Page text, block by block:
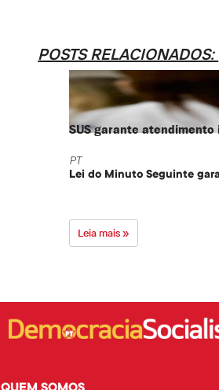
POSTS RELACIONADOS:
SUS garante atendimento
PT
Lei do Minuto Seguinte
Leia mais »